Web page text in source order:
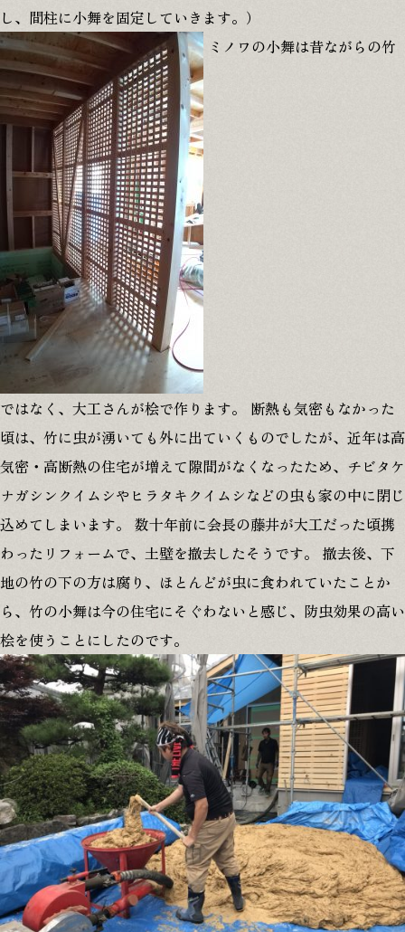
© 2025 MINOWA Inc. All rights reserved.
し、間柱に小舞を固定していきます。）
ミノワの小舞は昔ながらの竹
ではなく、大工さんが桧で作ります。 断熱も気密もなかった
頃は、竹に虫が湧いても外に出ていくものでしたが、近年は高
気密・高断熱の住宅が増えて隙間がなくなったため、チビタケ
ナガシンクイムシやヒラタキクイムシなどの虫も家の中に閉じ
込めてしまいます。 数十年前に会長の藤井が大工だった頃携
わったリフォームで、土壁を撤去したそうです。 撤去後、下
地の竹の下の方は腐り、ほとんどが虫に食われていたことか
ら、竹の小舞は今の住宅にそぐわないと感じ、防虫効果の高い
桧を使うことにしたのです。